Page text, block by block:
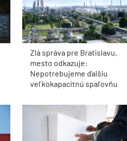
Zlá správa pre Bratislavu,
mesto odkazuje:
Nepotrebujeme ďalšiu
veľkokapacitnú spaľovňu